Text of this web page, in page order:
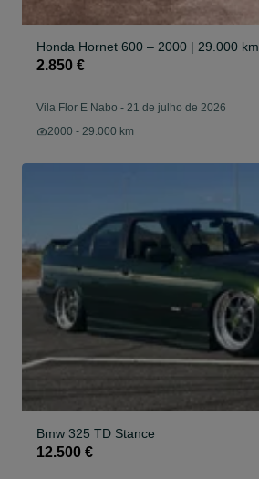
Honda Hornet 600 – 2000 | 29.000 km
2.850 €
Vila Flor E Nabo - 21 de julho de 2026
2000 - 29.000 km
Bmw 325 TD Stance
12.500 €